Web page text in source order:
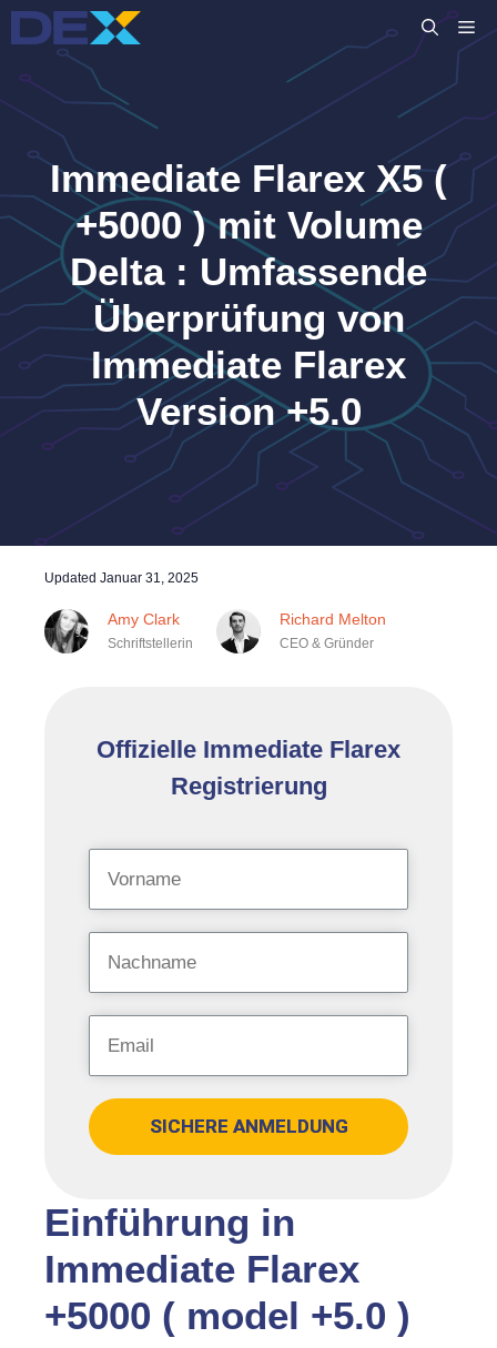
Zum
Inhalt
Immediate Flarex X5 (
+5000 ) mit Volume
Delta : Umfassende
Überprüfung von
Immediate Flarex
Version +5.0
Updated Januar 31, 2025
Amy Clark
Schriftstellerin
Richard Melton
CEO & Gründer
Einführung in
Immediate Flarex
+5000 ( model +5.0 )
Offizielle Immediate Flarex
Registrierung
SICHERE ANMELDUNG